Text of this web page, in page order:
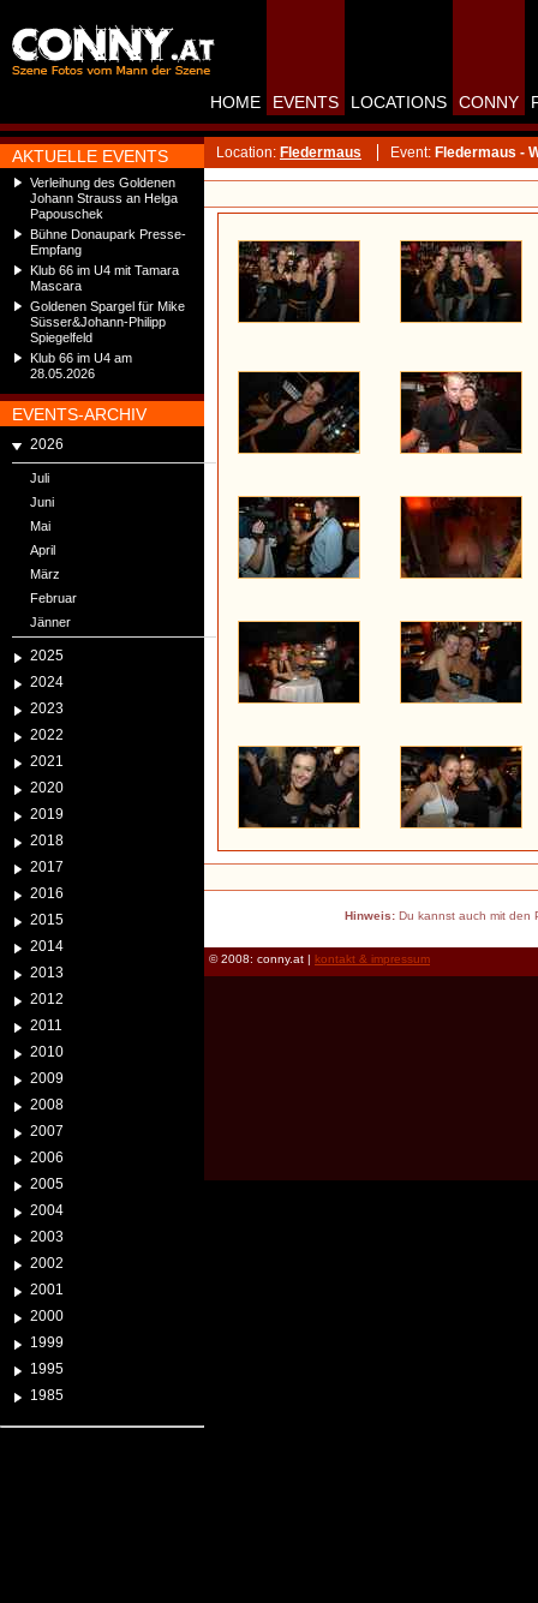
AKTUELLE EVENTS
Verleihung des Goldenen
Johann Strauss an Helga
Papouschek
Bühne Donaupark Presse-
Empfang
Klub 66 im U4 mit Tamara
Mascara
Goldenen Spargel für Mike
Süsser&Johann-Philipp
Spiegelfeld
Klub 66 im U4 am
28.05.2026
EVENTS-ARCHIV
2026
Juli
Juni
Mai
April
März
Februar
Jänner
2025
2024
2023
2022
2021
2020
2019
2018
2017
2016
2015
2014
2013
2012
2011
2010
2009
2008
2007
2006
2005
2004
2003
2002
2001
2000
1999
1995
1985
HOME EVENTS LOCATIONS CONNY
Location: Fledermaus Event: Fledermaus -
Hinweis:Du kannst auch mit den
© 2008: conny.at | kontakt & impressum